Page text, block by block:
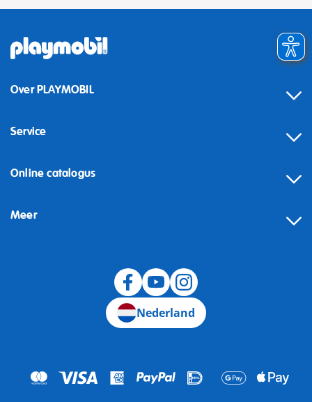
Over PLAYMOBIL
Service
Online catalogus
Meer
Nederland